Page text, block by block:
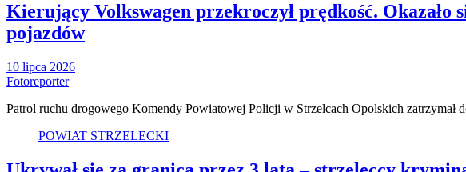
Kierujący Volkswagen przekroczył prędkość. Okazało
pojazdów
10 lipca 2026
Fotoreporter
Patrol ruchu drogowego Komendy Powiatowej Policji w Strzelcach Opolskich
POWIAT STRZELECKI